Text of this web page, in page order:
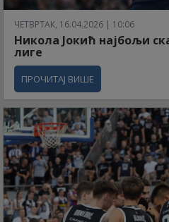
ЧЕТВРТАК, 16.04.2026 | 10:06
Никола Јокић најбољи
лиге
ПРОЧИТАЈ ВИШЕ